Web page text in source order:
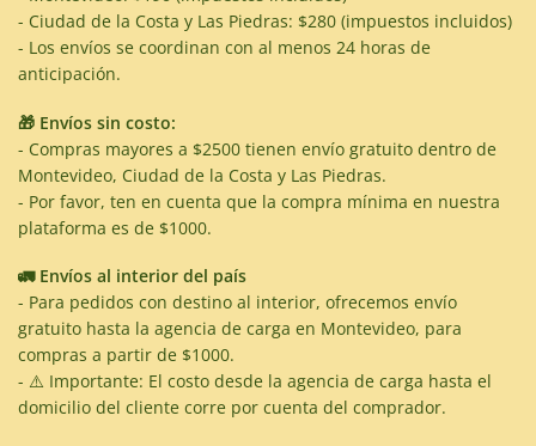
- Ciudad de la Costa y Las Piedras: $280 (impuestos incluidos)
- Los envíos se coordinan con al menos 24 horas de
anticipación.
🎁 Envíos sin costo:
- Compras mayores a $2500 tienen envío gratuito dentro de
Montevideo, Ciudad de la Costa y Las Piedras.
- Por favor, ten en cuenta que la compra mínima en nuestra
plataforma es de $1000.
🚛 Envíos al interior del país
- Para pedidos con destino al interior, ofrecemos envío
gratuito hasta la agencia de carga en Montevideo, para
compras a partir de $1000.
- ⚠️ Importante: El costo desde la agencia de carga hasta el
domicilio del cliente corre por cuenta del comprador.